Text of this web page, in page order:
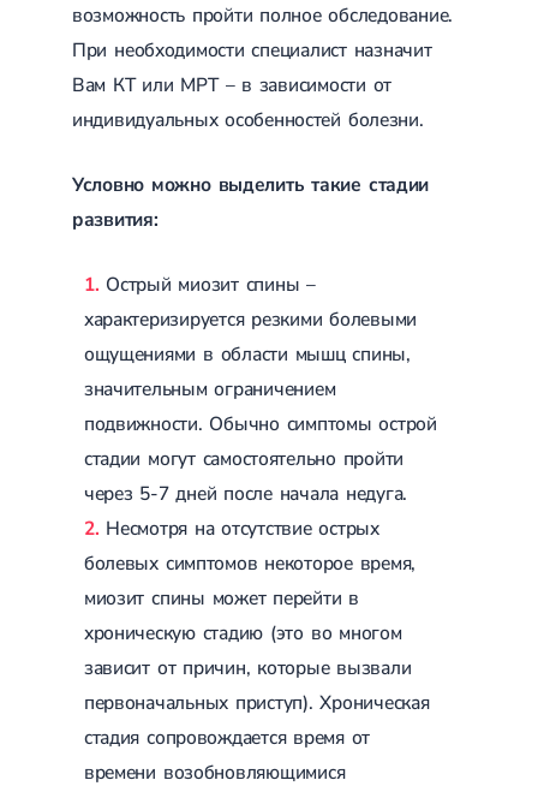
возможность пройти полное обследование.
При необходимости специалист назначит
Вам КТ или МРТ – в зависимости от
индивидуальных особенностей болезни.
Условно можно выделить такие стадии
развития:
Острый миозит спины –
характеризируется резкими болевыми
ощущениями в области мышц спины,
значительным ограничением
подвижности. Обычно симптомы острой
стадии могут самостоятельно пройти
через 5-7 дней после начала недуга.
Несмотря на отсутствие острых
болевых симптомов некоторое время,
миозит спины может перейти в
хроническую стадию (это во многом
зависит от причин, которые вызвали
первоначальных приступ). Хроническая
стадия сопровождается время от
времени возобновляющимися